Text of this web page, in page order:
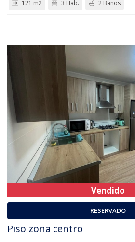
121 m2 3 Hab. 2 Baños
Vendido
RESERVADO
Piso zona centro